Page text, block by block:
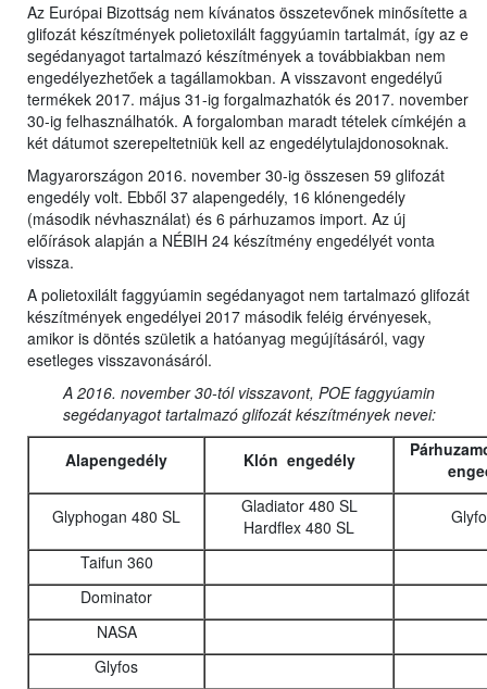
Az Európai Bizottság nem kívánatos összetevőnek minősítette a
glifozát készítmények polietoxilált faggyúamin tartalmát, így az e
segédanyagot tartalmazó készítmények a továbbiakban nem
engedélyezhetőek a tagállamokban. A visszavont engedélyű
termékek 2017. május 31-ig forgalmazhatók és 2017. november
30-ig felhasználhatók. A forgalomban maradt tételek címkéjén a
két dátumot szerepeltetniük kell az engedélytulajdonosoknak.
Magyarországon 2016. november 30-ig összesen 59 glifozát
engedély volt. Ebből 37 alapengedély, 16 klónengedély
(második névhasználat) és 6 párhuzamos import. Az új
előírások alapján a NÉBIH 24 készítmény engedélyét vonta
vissza.
A polietoxilált faggyúamin segédanyagot nem tartalmazó glifozát
készítmények engedélyei 2017 második feléig érvényesek,
amikor is döntés születik a hatóanyag megújításáról, vagy
esetleges visszavonásáról.
A 2016. november 30-tól visszavont, POE faggyúamin
segédanyagot tartalmazó glifozát készítmények nevei:
Alapengedély Klón engedély
Glyphogan 480 SL
Gladiator 480 SL
Hardflex 480 SL
Taifun 360
Dominator
NASA
Glyfos